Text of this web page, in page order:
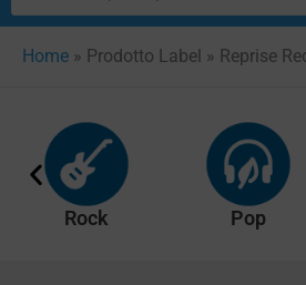
Home » Prodotto Label » Reprise
Rock Pop